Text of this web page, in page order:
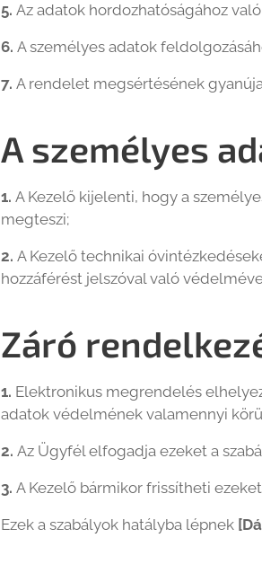
5. Az adatok hordozhatóságához
6. A személyes adatok
7. A rendelet megsértésének
A személyes
1. A Kezelő kijelenti, hogy a
megteszi;
2. A Kezelő technikai
hozzáférést jelszóval való
Záró
1. Elektronikus megrendelés
adatok védelmének valamennyi
2. Az Ügyfél elfogadja ezeket a
3. A Kezelő bármikor frissítheti
Ezek a szabályok hatályba lépnek